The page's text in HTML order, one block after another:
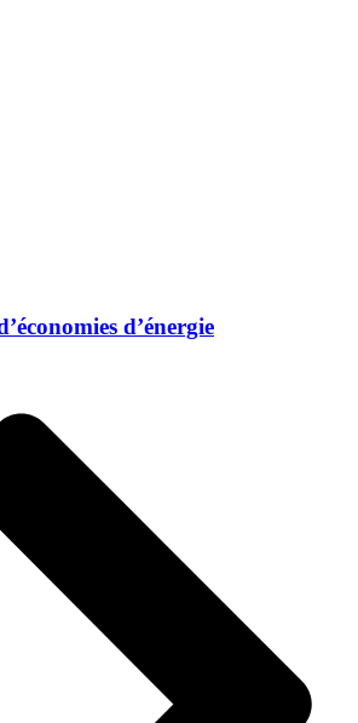
d’énergie